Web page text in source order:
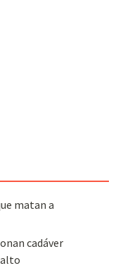
matan a
cadáver